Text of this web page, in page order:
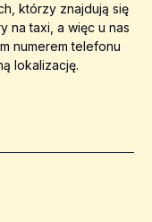
którzy znajdują się
na taxi, a więc u nas
numerem telefonu
lokalizację.